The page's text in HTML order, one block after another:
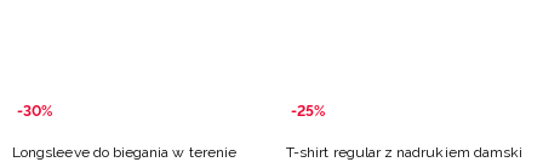
-30%
Longsleeve do biegania w terenie
-25%
T-shirt regular z nadrukiem damski